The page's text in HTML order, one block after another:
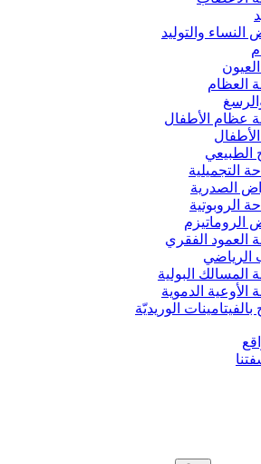
النساء والتوليد
العظام
عظام الأطفال
الطبيعي
التجميلية
الصدرية
الروبوتية
الروماتيزم
العمود الفقري
الرياضي
المسالك البولية
الأوعية الدموية
بالفيتامينات الوريديّة